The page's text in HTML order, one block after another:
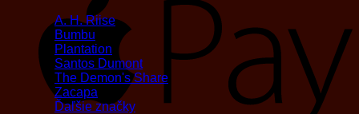
A. H. Riise
Bumbu
Plantation
Santos Dumont
The Demon's Share
Zacapa
Ďaľšie značky